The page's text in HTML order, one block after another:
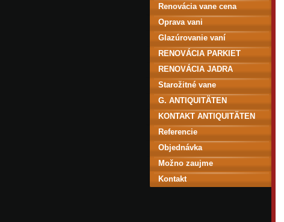
Renovácia vane cena
Oprava vani
Glazúrovanie vaní
RENOVÁCIA PARKIET
RENOVÁCIA JADRA
Starožitné vane
G. ANTIQUITÄTEN
KONTAKT ANTIQUITÄTEN
Referencie
Objednávka
Možno zaujme
Kontakt